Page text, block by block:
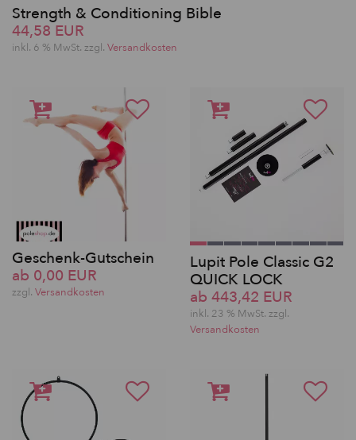
Strength & Conditioning Bible
44,58 EUR
inkl. 6 % MwSt. zzgl. Versandkosten
Geschenk-Gutschein
ab 0,00 EUR
zzgl. Versandkosten
Lupit Pole Classic G2
QUICK LOCK
ab 443,42 EUR
inkl. 23 % MwSt. zzgl.
Versandkosten